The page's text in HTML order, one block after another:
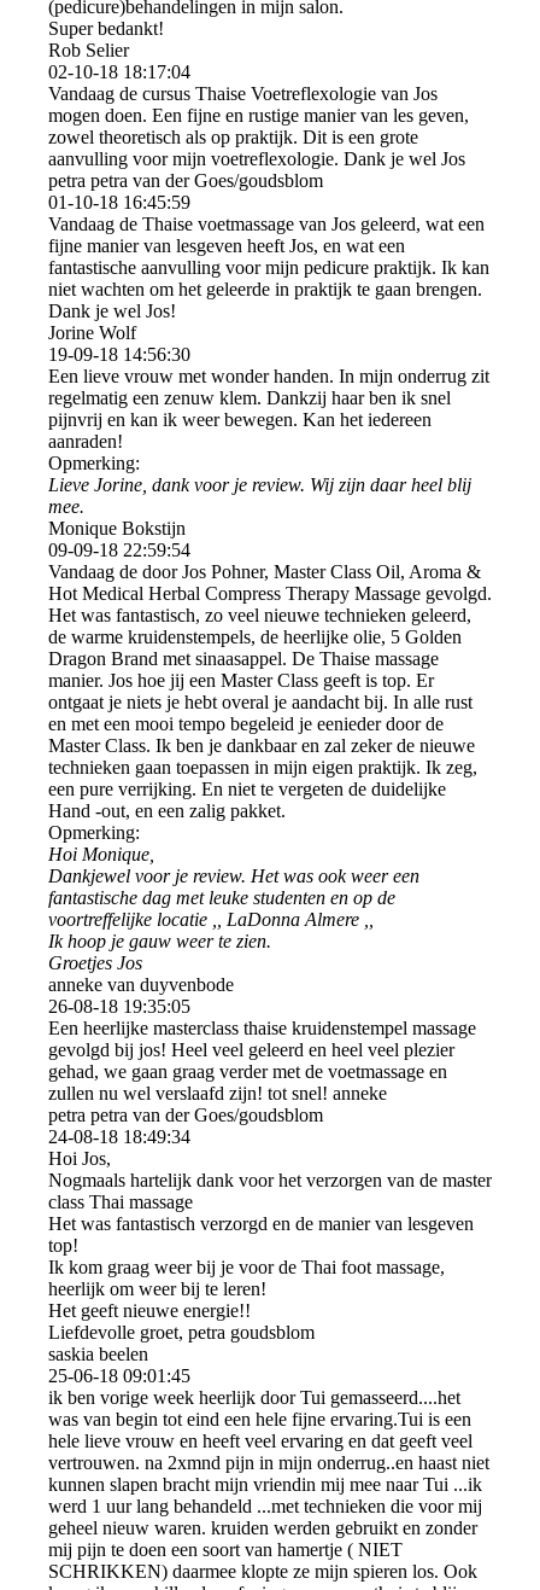
(pedicure)behandelingen in mijn salon.
Super bedankt!
Rob Selier
02-10-18 18:17:04
Vandaag de cursus Thaise Voetreflexologie van Jos
mogen doen. Een fijne en rustige manier van les geven,
zowel theoretisch als op praktijk. Dit is een grote
aanvulling voor mijn voetreflexologie. Dank je wel Jos
petra petra van der Goes/goudsblom
01-10-18 16:45:59
Vandaag de Thaise voetmassage van Jos geleerd, wat een
fijne manier van lesgeven heeft Jos, en wat een
fantastische aanvulling voor mijn pedicure praktijk. Ik kan
niet wachten om het geleerde in praktijk te gaan brengen.
Dank je wel Jos!
Jorine Wolf
19-09-18 14:56:30
Een lieve vrouw met wonder handen. In mijn onderrug zit
regelmatig een zenuw klem. Dankzij haar ben ik snel
pijnvrij en kan ik weer bewegen. Kan het iedereen
aanraden!
Opmerking:
Lieve Jorine, dank voor je review. Wij zijn daar heel blij
mee.
Monique Bokstijn
09-09-18 22:59:54
Vandaag de door Jos Pohner, Master Class Oil, Aroma &
Hot Medical Herbal Compress Therapy Massage gevolgd.
Het was fantastisch, zo veel nieuwe technieken geleerd,
de warme kruidenstempels, de heerlijke olie, 5 Golden
Dragon Brand met sinaasappel. De Thaise massage
manier. Jos hoe jij een Master Class geeft is top. Er
ontgaat je niets je hebt overal je aandacht bij. In alle rust
en met een mooi tempo begeleid je eenieder door de
Master Class. Ik ben je dankbaar en zal zeker de nieuwe
technieken gaan toepassen in mijn eigen praktijk. Ik zeg,
een pure verrijking. En niet te vergeten de duidelijke
Hand -out, en een zalig pakket.
Opmerking:
Hoi Monique,
Dankjewel voor je review. Het was ook weer een
fantastische dag met leuke studenten en op de
voortreffelijke locatie ,, LaDonna Almere ,,
Ik hoop je gauw weer te zien.
Groetjes Jos
anneke van duyvenbode
26-08-18 19:35:05
Een heerlijke masterclass thaise kruidenstempel massage
gevolgd bij jos! Heel veel geleerd en heel veel plezier
gehad, we gaan graag verder met de voetmassage en
zullen nu wel verslaafd zijn! tot snel! anneke
petra petra van der Goes/goudsblom
24-08-18 18:49:34
Hoi Jos,
Nogmaals hartelijk dank voor het verzorgen van de master
class Thai massage
Het was fantastisch verzorgd en de manier van lesgeven
top!
Ik kom graag weer bij je voor de Thai foot massage,
heerlijk om weer bij te leren!
Het geeft nieuwe energie!!
Liefdevolle groet, petra goudsblom
saskia beelen
25-06-18 09:01:45
ik ben vorige week heerlijk door Tui gemasseerd....het
was van begin tot eind een hele fijne ervaring.Tui is een
hele lieve vrouw en heeft veel ervaring en dat geeft veel
vertrouwen. na 2xmnd pijn in mijn onderrug..en haast niet
kunnen slapen bracht mijn vriendin mij mee naar Tui ...ik
werd 1 uur lang behandeld ...met technieken die voor mij
geheel nieuw waren. kruiden werden gebruikt en zonder
mij pijn te doen een soort van hamertje ( NIET
SCHRIKKEN) daarmee klopte ze mijn spieren los. Ook